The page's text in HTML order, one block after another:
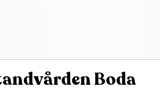
Boda